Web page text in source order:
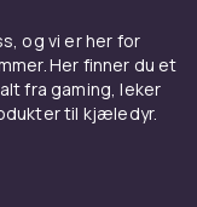
og vi er her for
Her finner du et
fra gaming, leker
til kjæledyr.